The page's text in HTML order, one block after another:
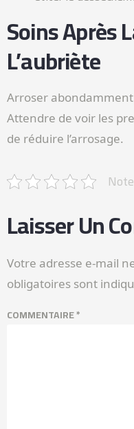
Soins Après
L’aubriète
Arroser
Attendre de voir les
de réduire l’arrosage.
Laisser Un
Votre adresse e-mail
obligatoires sont
COMMENTAIRE*